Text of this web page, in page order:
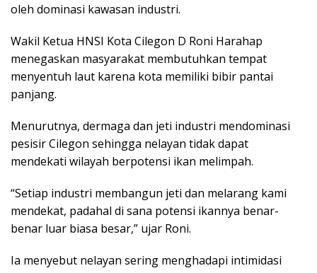
oleh dominasi kawasan industri.
Wakil Ketua HNSI Kota Cilegon D Roni Harahap
menegaskan masyarakat membutuhkan tempat
menyentuh laut karena kota memiliki bibir pantai
panjang.
Menurutnya, dermaga dan jeti industri mendominasi
pesisir Cilegon sehingga nelayan tidak dapat
mendekati wilayah berpotensi ikan melimpah.
“Setiap industri membangun jeti dan melarang kami
mendekat, padahal di sana potensi ikannya benar-
benar luar biasa besar,” ujar Roni.
Ia menyebut nelayan sering menghadapi intimidasi